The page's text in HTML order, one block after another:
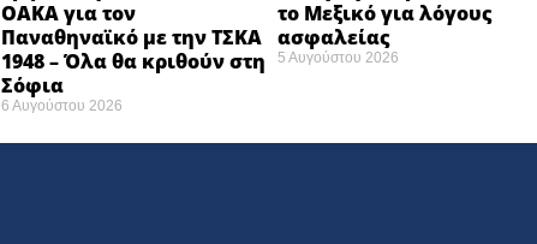
ΟΑΚΑ για τον
Παναθηναϊκό με την ΤΣΚΑ
1948 – Όλα θα κριθούν στη
Σόφια ​
6 Αυγούστου 2026
το Μεξικό για λόγους
ασφαλείας
5 Αυγούστου 2026